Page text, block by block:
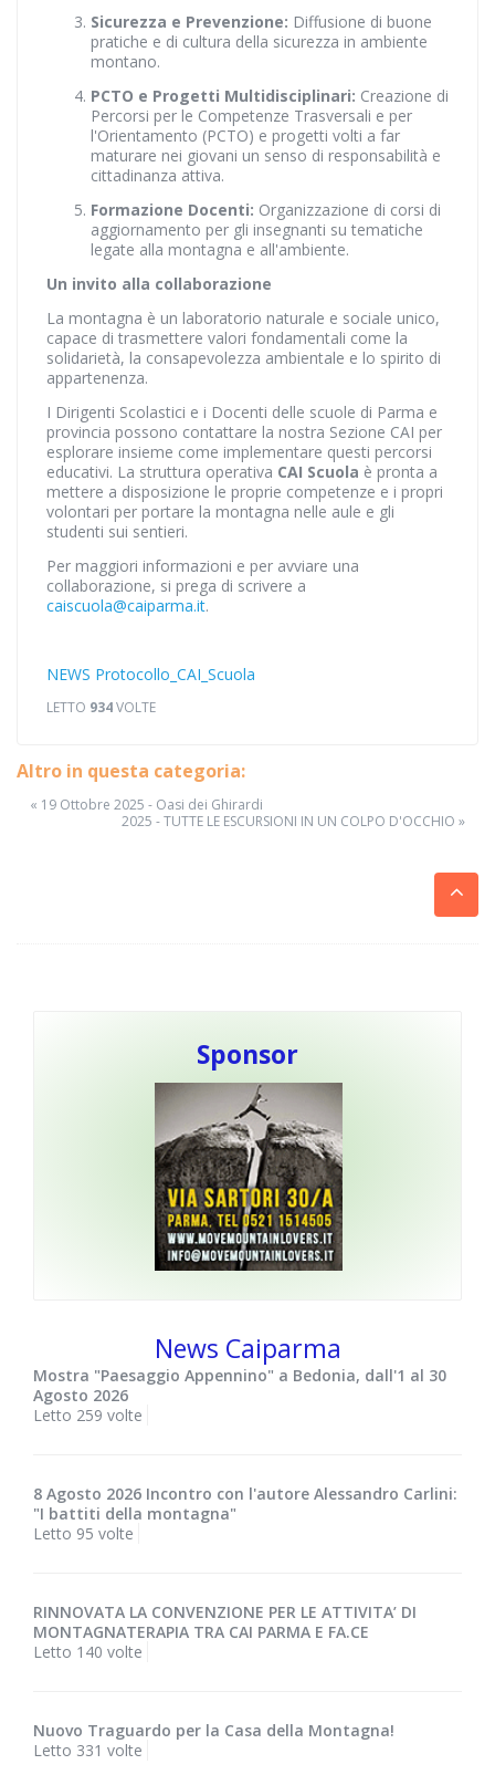
Sicurezza e Prevenzione: Diffusione di buone
pratiche e di cultura della sicurezza in ambiente
montano.
PCTO e Progetti Multidisciplinari: Creazione di
Percorsi per le Competenze Trasversali e per
l'Orientamento (PCTO) e progetti volti a far
maturare nei giovani un senso di responsabilità e
cittadinanza attiva.
Formazione Docenti: Organizzazione di corsi di
aggiornamento per gli insegnanti su tematiche
legate alla montagna e all'ambiente.
Un invito alla collaborazione
La montagna è un laboratorio naturale e sociale unico,
capace di trasmettere valori fondamentali come la
solidarietà, la consapevolezza ambientale e lo spirito di
appartenenza.
I Dirigenti Scolastici e i Docenti delle scuole di Parma e
provincia possono contattare la nostra Sezione CAI per
esplorare insieme come implementare questi percorsi
educativi. La struttura operativa CAI Scuola è pronta a
mettere a disposizione le proprie competenze e i propri
volontari per portare la montagna nelle aule e gli
studenti sui sentieri.
Per maggiori informazioni e per avviare una
collaborazione, si prega di scrivere a
caiscuola@caiparma.it.
NEWS Protocollo_CAI_Scuola
LETTO 934VOLTE
Altro in questa categoria:
« 19 Ottobre 2025 - Oasi dei Ghirardi
2025 - TUTTE LE ESCURSIONI IN UN COLPO D'OCCHIO »
Sponsor
News Caiparma
Mostra "Paesaggio Appennino" a Bedonia, dall'1 al 30
Agosto 2026
Letto 259 volte
8 Agosto 2026 Incontro con l'autore Alessandro Carlini:
"I battiti della montagna"
Letto 95 volte
RINNOVATA LA CONVENZIONE PER LE ATTIVITA’ DI
MONTAGNATERAPIA TRA CAI PARMA E FA.CE
Letto 140 volte
Nuovo Traguardo per la Casa della Montagna!
Letto 331 volte